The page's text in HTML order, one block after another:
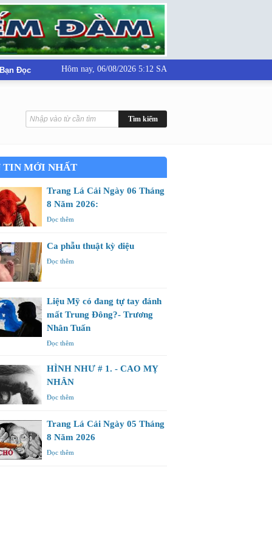
Đọc Hôm nay, 06/08/2026 5:12 SA
TIN MỚI NHẤT
Trang Lá Cải Ngày 06 Tháng
8 Năm 2026:
Đọc thêm
Ca phẫu thuật kỳ diệu
Đọc thêm
Liệu Mỹ có đang tự tay đánh
mất Trung Đông?- Trương
Nhân Tuấn
Đọc thêm
HÌNH NHƯ # 1. - CAO MỴ
NHÂN
Đọc thêm
Trang Lá Cải Ngày 05 Tháng
8 Năm 2026
Đọc thêm